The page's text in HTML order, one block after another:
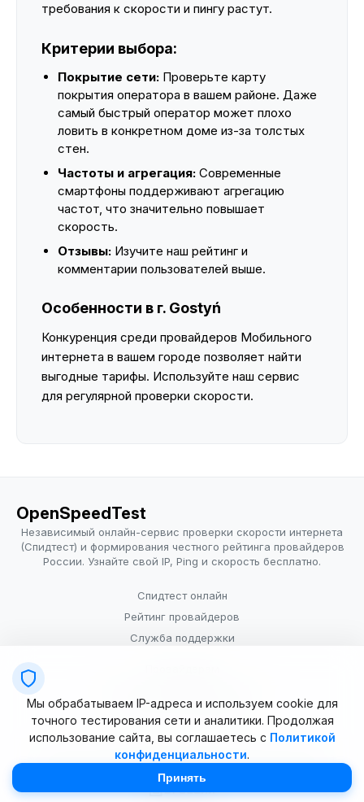
требования к скорости и пингу растут.
Критерии выбора:
Покрытие сети: Проверьте карту
покрытия оператора в вашем районе. Даже
самый быстрый оператор может плохо
ловить в конкретном доме из-за толстых
стен.
Частоты и агрегация: Современные
смартфоны поддерживают агрегацию
частот, что значительно повышает
скорость.
Отзывы: Изучите наш рейтинг и
комментарии пользователей выше.
Особенности в г. Gostyń
Конкуренция среди провайдеров Мобильного
интернета в вашем городе позволяет найти
выгодные тарифы. Используйте наш сервис
для регулярной проверки скорости.
OpenSpeedTest
Независимый онлайн-сервис проверки скорости интернета
(Спидтест) и формирования честного рейтинга провайдеров
России. Узнайте свой IP, Ping и скорость бесплатно.
Спидтест онлайн
Рейтинг провайдеров
Служба поддержки
Условия использования
© 2025–2026 OpenSpeedTest (ИП Долматова В.В.). Все права
Мы обрабатываем IP-адреса и используем cookie для
точного тестирования сети и аналитики. Продолжая
использование сайта, вы соглашаетесь с Политикой
конфиденциальности.
Принять